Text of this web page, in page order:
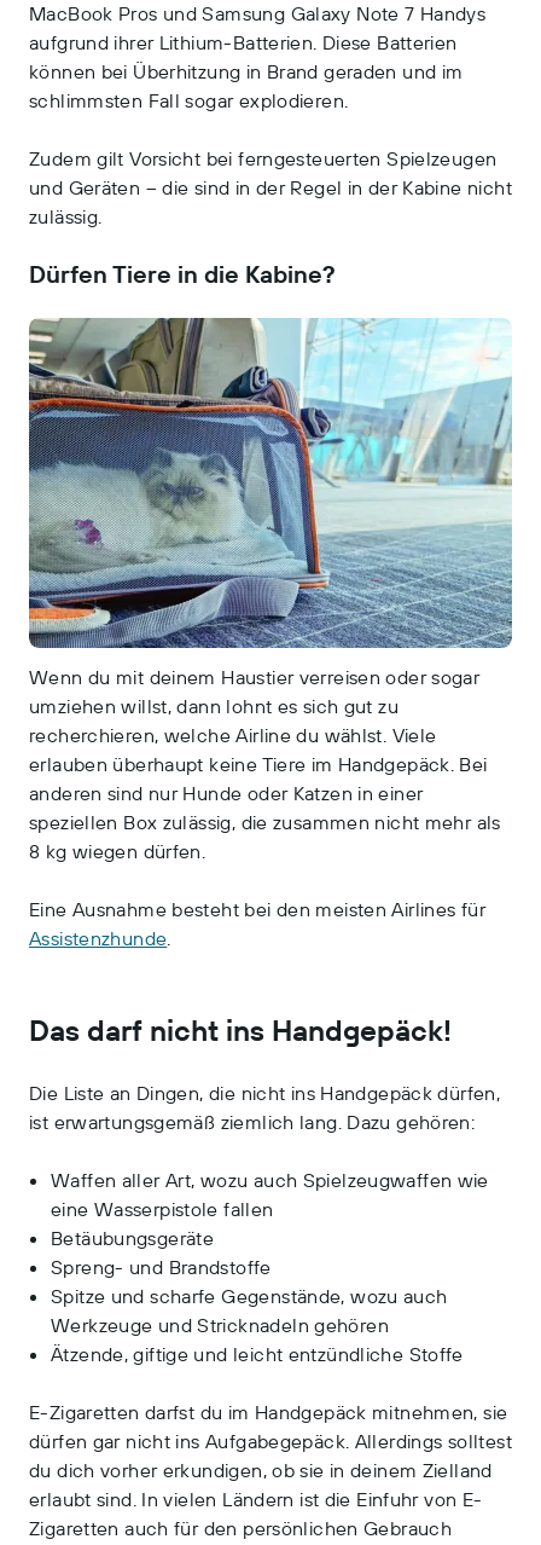
MacBook Pros und Samsung Galaxy Note 7 Handys
aufgrund ihrer Lithium-Batterien. Diese Batterien
können bei Überhitzung in Brand geraden und im
schlimmsten Fall sogar explodieren.
Zudem gilt Vorsicht bei ferngesteuerten Spielzeugen
und Geräten – die sind in der Regel in der Kabine nicht
zulässig.
Dürfen Tiere in die Kabine?
Wenn du mit deinem Haustier verreisen oder sogar
umziehen willst, dann lohnt es sich gut zu
recherchieren, welche Airline du wählst. Viele
erlauben überhaupt keine Tiere im Handgepäck. Bei
anderen sind nur Hunde oder Katzen in einer
speziellen Box zulässig, die zusammen nicht mehr als
8 kg wiegen dürfen.
Eine Ausnahme besteht bei den meisten Airlines für
Assistenzhunde.
Das darf nicht ins Handgepäck!
Die Liste an Dingen, die nicht ins Handgepäck dürfen,
ist erwartungsgemäß ziemlich lang. Dazu gehören:
Waffen aller Art, wozu auch Spielzeugwaffen wie
eine Wasserpistole fallen
Betäubungsgeräte
Spreng- und Brandstoffe
Spitze und scharfe Gegenstände, wozu auch
Werkzeuge und Stricknadeln gehören
Ätzende, giftige und leicht entzündliche Stoffe
E-Zigaretten darfst du im Handgepäck mitnehmen, sie
dürfen gar nicht ins Aufgabegepäck. Allerdings solltest
du dich vorher erkundigen, ob sie in deinem Zielland
erlaubt sind. In vielen Ländern ist die Einfuhr von E-
Zigaretten auch für den persönlichen Gebrauch